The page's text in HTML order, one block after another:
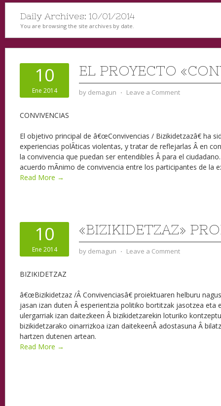
Daily Archives: 10/01/2014
You are browsing the site archives by date.
10
Ene 2014
EL PROYECTO
by demagun ⋅ Leave a Comment
CONVIVENCIAS
El objetivo principal de â€œConvivencias / Bizikidetzazâ€ ha
experiencias polÃ­ticas violentas, y tratar de reflejarlas Â en
la convivencia que puedan ser entendibles Â para el
acuerdo mÃ­nimo de convivencia entre los participantes de la
Read More →
10
Ene 2014
«BIZIKIDETZAZ»
by demagun ⋅ Leave a Comment
BIZIKIDETZAZ
â€œBizikidetzaz /Â Convivenciasâ€ proiektuaren helburu
jasan izan duten Â esperientzia politiko bortitzak jasotzea eta
ulergarriak izan daitezkeen Â bizikidetzarekin loturiko
bizikidetzarako oinarrizkoa izan daitekeenÂ adostasuna Â
hartzen dutenen artean.
Read More →